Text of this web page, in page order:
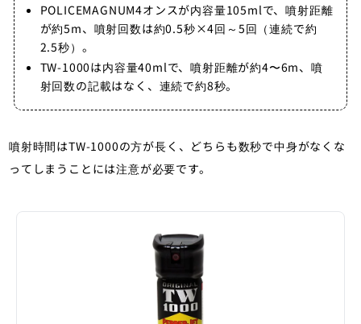
POLICEMAGNUM4オンスが内容量105mlで、噴射距離
が約5m、噴射回数は約0.5秒×4回～5回（連続で約
2.5秒）。
TW-1000は内容量40mlで、噴射距離が約4〜6m、噴
射回数の記載はなく、連続で約8秒。
噴射時間はTW-1000の方が長く、どちらも数秒で中身がなくな
ってしまうことには注意が必要です。